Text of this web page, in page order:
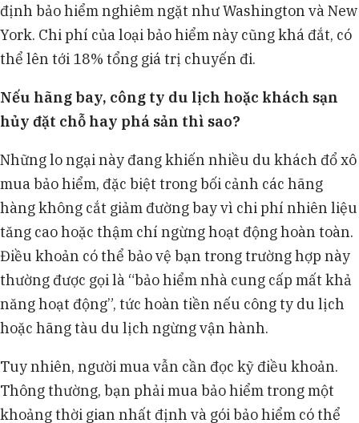
định bảo hiểm nghiêm ngặt như Washington và New
York. Chi phí của loại bảo hiểm này cũng khá đắt, có
thể lên tới 18% tổng giá trị chuyến đi.
Nếu hãng bay, công ty du lịch hoặc khách sạn
hủy đặt chỗ hay phá sản thì sao?
Những lo ngại này đang khiến nhiều du khách đổ xô
mua bảo hiểm, đặc biệt trong bối cảnh các hãng
hàng không cắt giảm đường bay vì chi phí nhiên liệu
tăng cao hoặc thậm chí ngừng hoạt động hoàn toàn.
Điều khoản có thể bảo vệ bạn trong trường hợp này
thường được gọi là “bảo hiểm nhà cung cấp mất khả
năng hoạt động”, tức hoàn tiền nếu công ty du lịch
hoặc hãng tàu du lịch ngừng vận hành.
Tuy nhiên, người mua vẫn cần đọc kỹ điều khoản.
Thông thường, bạn phải mua bảo hiểm trong một
khoảng thời gian nhất định và gói bảo hiểm có thể